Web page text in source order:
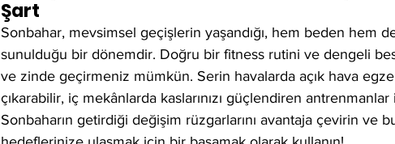
Şart
Sonbahar, mevsimsel geçişlerin yaşandığı, hem beden hem
sunulduğu bir dönemdir. Doğru bir fitness rutini ve dengeli
ve zinde geçirmeniz mümkün. Serin havalarda açık hava
çıkarabilir, iç mekânlarda kaslarınızı güçlendiren
Sonbaharın getirdiği değişim rüzgarlarını avantaja çevirin ve